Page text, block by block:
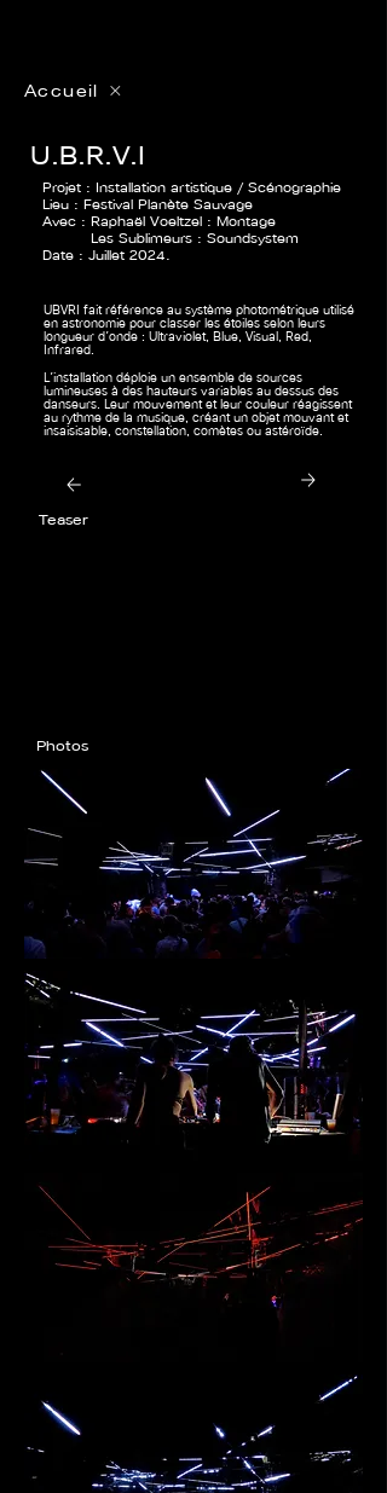
Accueil
U.B.R.V.I
Projet : Installation artistique / Scénographie
Lieu : Festival Planète Sauvage
Avec : Raphaël Voeltzel : Montage
Les Sublimeurs : Soundsystem
Date : Juillet 2024.
UBVRI fait référence au système photométrique utilisé
en astronomie pour classer les étoiles selon leurs
longueur d’onde : Ultraviolet, Blue, Visual, Red,
Infrared.
L’installation déploie un ensemble de sources
lumineuses à des hauteurs variables au dessus des
danseurs. Leur mouvement et leur couleur réagissent
au rythme de la musique, créant un objet mouvant et
insaisisable, constellation, comètes ou astéroïde.
Teaser
Photos